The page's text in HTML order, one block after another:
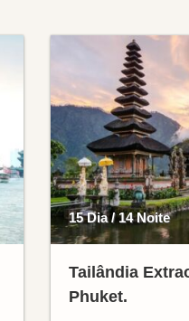
15 Dia / 14 Noite
Tailândia
Phuket.